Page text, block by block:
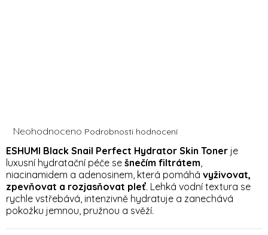
Průměrné
produktu
je
0,0
z
5
hvězdiček.
Neohodnoceno Podrobnosti hodnocení
ESHUMI Black Snail Perfect Hydrator Skin Toner je
luxusní hydratační péče se šnečím filtrátem
niacinamidem a adenosinem, která pomáhá vyživovat,
zpevňovat a rozjasňovat pleť. Lehká vodní textura se
rychle vstřebává, intenzivně hydratuje a zanechává
pokožku jemnou, pružnou a svěží.